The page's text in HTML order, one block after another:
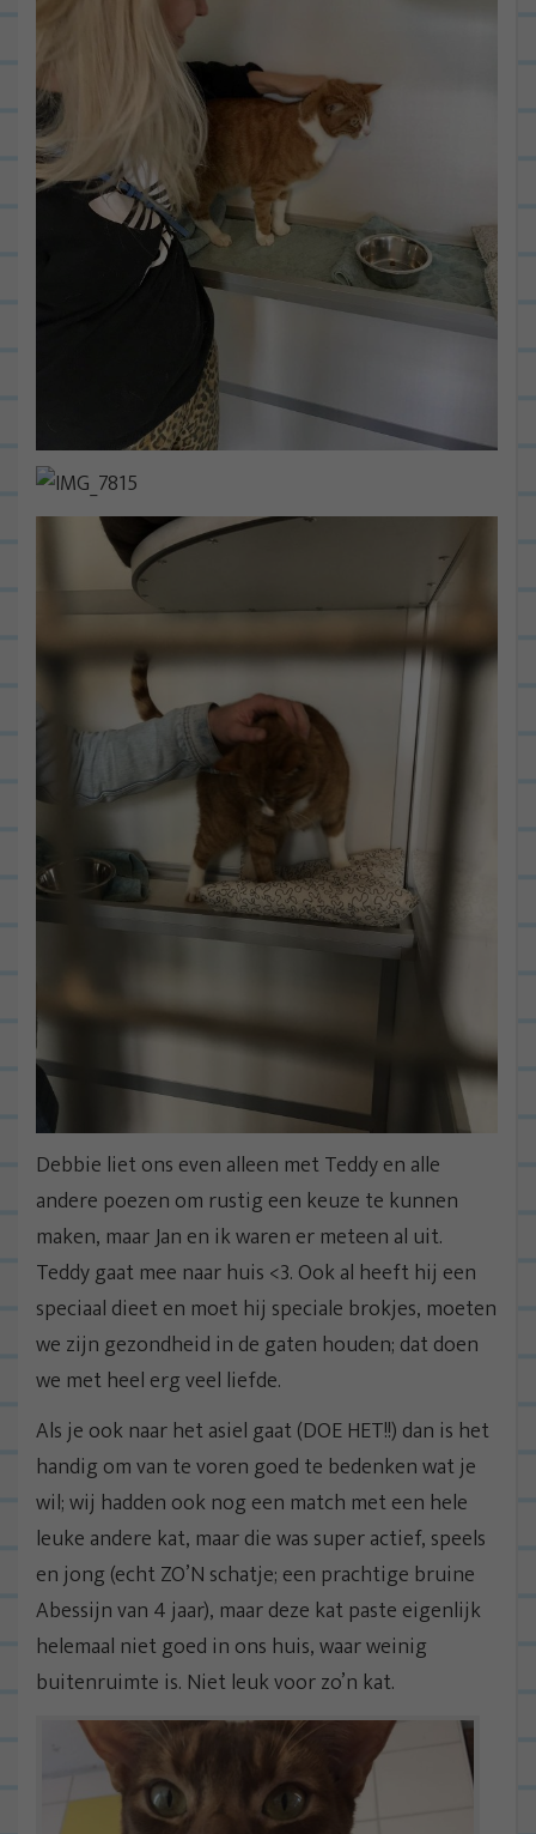
Debbie liet ons even alleen met Teddy en alle
andere poezen om rustig een keuze te kunnen
maken, maar Jan en ik waren er meteen al uit.
Teddy gaat mee naar huis <3. Ook al heeft hij een
speciaal dieet en moet hij speciale brokjes, moeten
we zijn gezondheid in de gaten houden; dat doen
we met heel erg veel liefde.
Als je ook naar het asiel gaat (DOE HET!!) dan is het
handig om van te voren goed te bedenken wat je
wil; wij hadden ook nog een match met een hele
leuke andere kat, maar die was super actief, speels
en jong (echt ZO’N schatje; een prachtige bruine
Abessijn van 4 jaar), maar deze kat paste eigenlijk
helemaal niet goed in ons huis, waar weinig
buitenruimte is. Niet leuk voor zo’n kat.